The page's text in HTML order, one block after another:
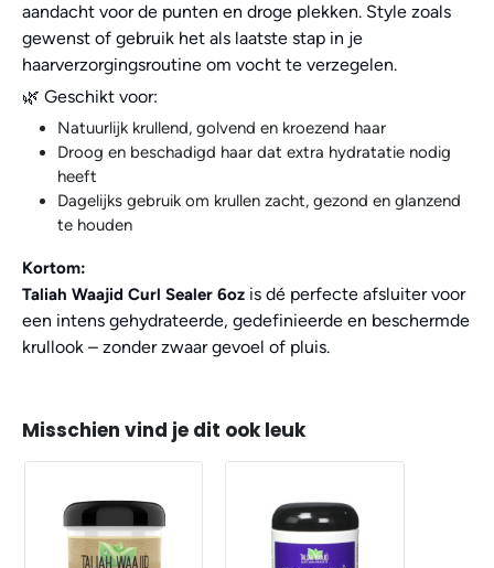
aandacht voor de punten en droge plekken. Style zoals
gewenst of gebruik het als laatste stap in je
haarverzorgingsroutine om vocht te verzegelen.
🌿 Geschikt voor:
Natuurlijk krullend, golvend en kroezend haar
Droog en beschadigd haar dat extra hydratatie nodig
heeft
Dagelijks gebruik om krullen zacht, gezond en glanzend
te houden
Kortom:
Taliah Waajid Curl Sealer 6oz is dé perfecte afsluiter voor
een intens gehydrateerde, gedefinieerde en beschermde
krullook – zonder zwaar gevoel of pluis.
Misschien vind je dit ook leuk